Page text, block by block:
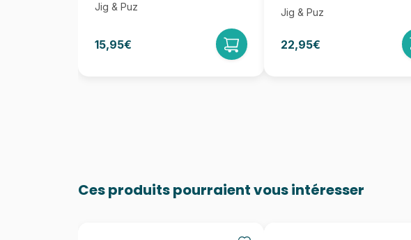
Jig & Puz
15,95€
Jig & Puz
22,95€
Ces produits pourraient vous intéresser